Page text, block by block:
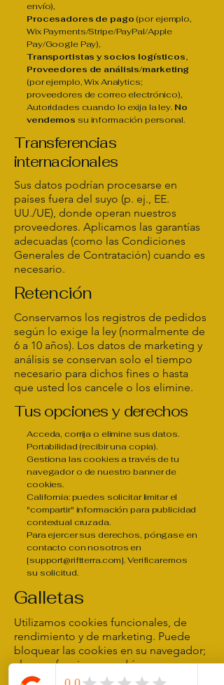
envío),
Procesadores de pago (por ejemplo,
Wix Payments/Stripe/PayPal/Apple
Pay/Google Pay),
Transportistas y socios logísticos,
Proveedores de análisis/marketing
(por ejemplo, Wix Analytics;
proveedores de correo electrónico),
Autoridades cuando lo exija la ley. No
vendemos su información personal.
Transferencias
internacionales
Sus datos podrían procesarse en
países fuera del suyo (p. ej., EE.
UU./UE), donde operan nuestros
proveedores. Aplicamos las garantías
adecuadas (como las Condiciones
Generales de Contratación) cuando es
necesario.
Retención
Conservamos los registros de pedidos
según lo exige la ley (normalmente de
6 a 10 años). Los datos de marketing y
análisis se conservan solo el tiempo
necesario para dichos fines o hasta
que usted los cancele o los elimine.
Tus opciones y derechos
Acceda, corrija o elimine sus datos.
Portabilidad (recibir una copia).
Gestiona las cookies a través de tu
navegador o de nuestro banner de
cookies.
California: puedes solicitar limitar el
"compartir" información para publicidad
contextual cruzada.
Para ejercer sus derechos, póngase en
contacto con nosotros en
[support@riftterra.com]. Verificaremos
su solicitud.
Galletas
Utilizamos cookies funcionales, de
rendimiento y de marketing. Puede
bloquear las cookies en su navegador;
algunas funciones podrían no
funcionar correctamente.